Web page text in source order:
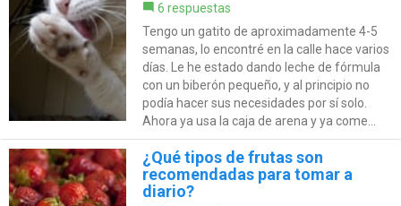
6 respuestas
Tengo un gatito de aproximadamente 4-5
semanas, lo encontré en la calle hace varios
días. Le he estado dando leche de fórmula
con un biberón pequeño, y al principio no
podía hacer sus necesidades por sí solo.
Ahora ya usa la caja de arena y ya come...
¿Qué tipos de frutas son
recomendadas para tomar a
diario?